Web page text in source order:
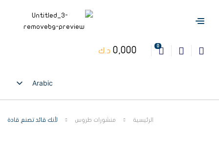
0
0,000 د.ك
Arabic
English
الرئيسية منشورات طروس لأنك قائد تصنع قادة